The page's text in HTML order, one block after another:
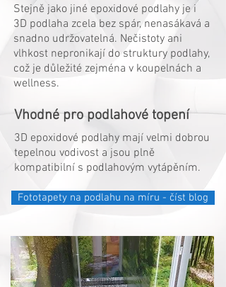
Stejně jako jiné epoxidové podlahy je i
3D podlaha zcela bez spár, nenasákavá a
snadno udržovatelná. Nečistoty ani
vlhkost nepronikají do struktury podlahy,
což je důležité zejména v koupelnách a
wellness.
Vhodné pro podlahové topení
3D epoxidové podlahy mají velmi dobrou
tepelnou vodivost a jsou plně
kompatibilní s podlahovým vytápěním.
Fototapety na podlahu na míru - číst blog